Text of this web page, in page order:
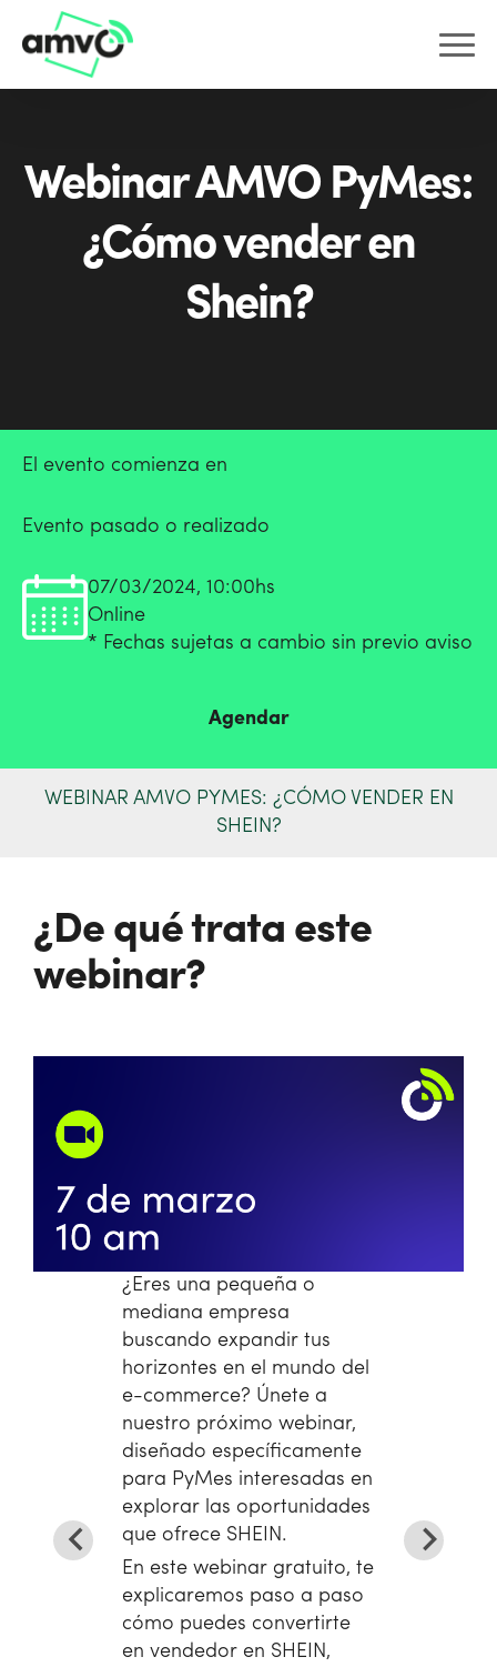
Webinar AMVO PyMes:
¿Cómo vender en
Shein?
El evento comienza en
Evento pasado o realizado
07/03/2024, 10:00hs
Online
* Fechas sujetas a cambio sin previo aviso
Agendar
WEBINAR AMVO PYMES: ¿CÓMO VENDER EN
SHEIN?
¿De qué trata este
webinar?
¿Eres una pequeña o
mediana empresa
buscando expandir tus
horizontes en el mundo del
e-commerce? Únete a
nuestro próximo webinar,
diseñado específicamente
para PyMes interesadas en
explorar las oportunidades
que ofrece SHEIN.
En este webinar gratuito, te
explicaremos paso a paso
cómo puedes convertirte
en vendedor en SHEIN,